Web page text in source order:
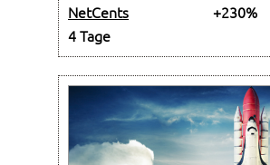
NetCents
+230%
4 Tage